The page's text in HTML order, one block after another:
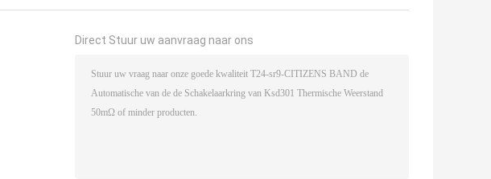
Direct Stuur uw aanvraag naar ons